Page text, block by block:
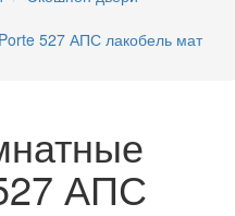
527 АПС лакобель мат
АПС